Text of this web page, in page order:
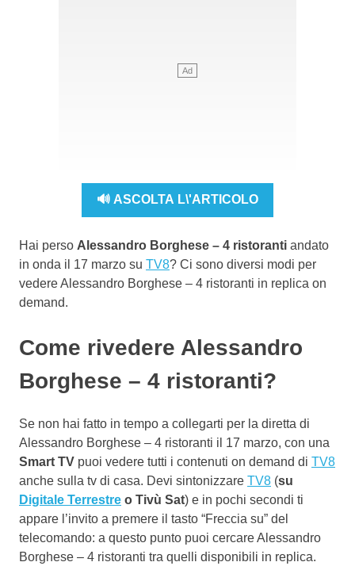
🔊 ASCOLTA L\'ARTICOLO
Hai perso Alessandro Borghese – 4 ristoranti andato
in onda il 17 marzo su TV8? Ci sono diversi modi per
vedere Alessandro Borghese – 4 ristoranti in replica on
demand.
Come rivedere Alessandro
Borghese – 4 ristoranti?
Se non hai fatto in tempo a collegarti per la diretta di
Alessandro Borghese – 4 ristoranti il 17 marzo, con una
Smart TV puoi vedere tutti i contenuti on demand di TV8
anche sulla tv di casa. Devi sintonizzare TV8 (su
Digitale Terrestre o Tivù Sat) e in pochi secondi ti
appare l’invito a premere il tasto “Freccia su” del
telecomando: a questo punto puoi cercare Alessandro
Borghese – 4 ristoranti tra quelli disponibili in replica.